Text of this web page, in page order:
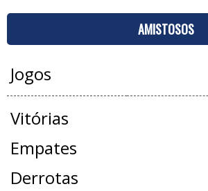
AMISTOSOS
Jogos
Vitórias
Empates
Derrotas